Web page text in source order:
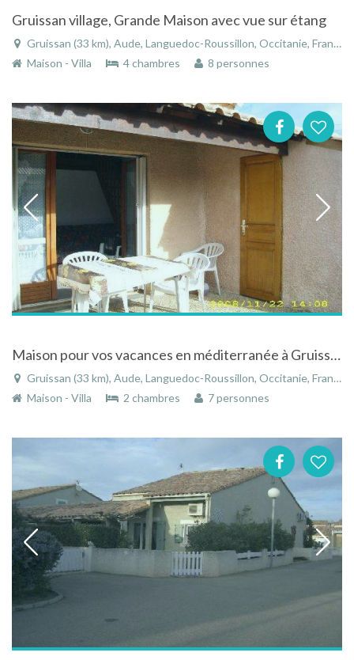
Gruissan village, Grande Maison avec vue sur étang
Gruissan (33 km), Aude, Languedoc-Roussillon, Occitanie, France
Maison - Villa
4 chambres 8 personnes
Maison pour vos vacances en méditerranée à Gruissan dans le Languedoc-Roussillon
Gruissan (33 km), Aude, Languedoc-Roussillon, Occitanie, France
Maison - Villa
2 chambres 7 personnes